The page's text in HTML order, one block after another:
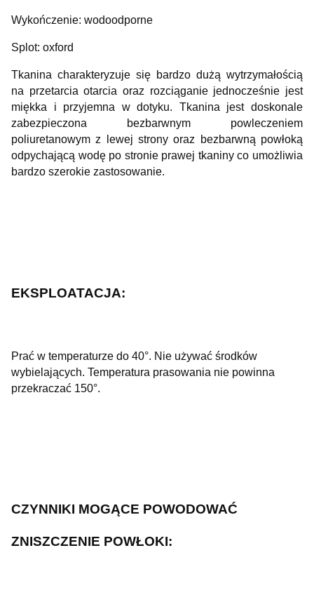
Wykończenie: wodoodporne
Splot: oxford
Tkanina charakteryzuje się bardzo dużą wytrzymałością
na przetarcia otarcia oraz rozciąganie jednocześnie jest
miękka i przyjemna w dotyku. Tkanina jest doskonale
zabezpieczona bezbarwnym powleczeniem
poliuretanowym z lewej strony oraz bezbarwną powłoką
odpychającą wodę po stronie prawej tkaniny co umożliwia
bardzo szerokie zastosowanie.
EKSPLOATACJA:
Prać w temperaturze do 40°. Nie używać środków
wybielających. Temperatura prasowania nie powinna
przekraczać 150°.
CZYNNIKI MOGĄCE POWODOWAĆ
ZNISZCZENIE POWŁOKI: